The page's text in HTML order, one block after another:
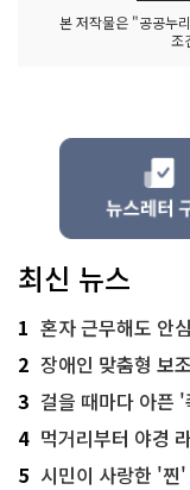
본 저작물은 "공공누
조
최신 뉴스
1 혼자 근무해도 안
2 장애인 맞춤형 보조
3 걸을 때마다 아픈 '족
4 먹거리부터 야경
5 시민이 사랑한 '찐'